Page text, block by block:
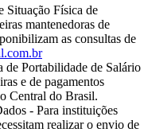
Situação Física de
mantenedoras de
as consultas de
de Portabilidade de Salário
e de pagamentos
Central do Brasil.
- Para instituições
realizar o envio de